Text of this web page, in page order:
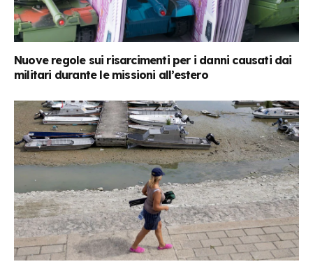
Nuove regole sui risarcimenti per i danni causati dai
militari durante le missioni all’estero